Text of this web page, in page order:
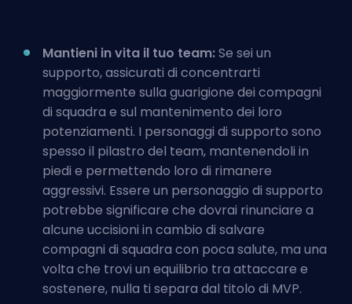
Mantieni in vita il tuo team:Se sei un
supporto, assicurati di concentrarti
maggiormente sulla guarigione dei compagni
di squadra e sul mantenimento dei loro
potenziamenti. I personaggi di supporto sono
spesso il pilastro del team, mantenendoli in
piedi e permettendo loro di rimanere
aggressivi. Essere un personaggio di supporto
potrebbe significare che dovrai rinunciare a
alcune uccisioni in cambio di salvare
compagni di squadra con poca salute, ma una
volta che trovi un equilibrio tra attaccare e
sostenere, nulla ti separa dal titolo di MVP.